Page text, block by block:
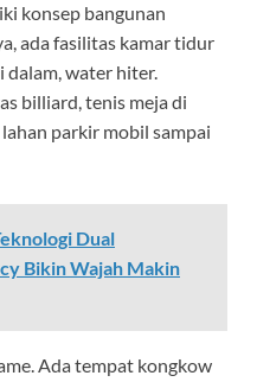
konsep bangunan
ada fasilitas kamar tidur
dalam, water hiter.
billiard, tenis meja di
parkir mobil sampai
Dual
Bikin Wajah Makin
Ada tempat kongkow